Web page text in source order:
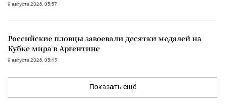
9 августа 2026, 05:57
Российские пловцы завоевали десятки медалей на
Кубке мира в Аргентине
9 августа 2026, 05:45
Показать ещё